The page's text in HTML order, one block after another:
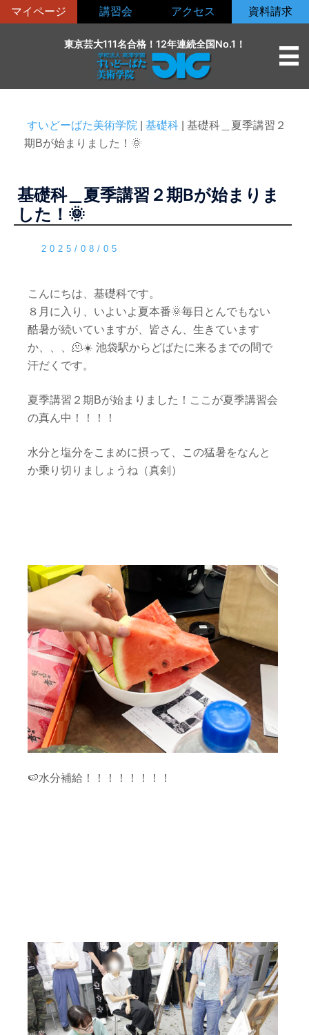
ン
マイページ 講習会 アクセス 資料請求
東京芸大111名合格！12年連続全国No.1！
すいどーばた美術学院 基礎科
基礎科＿夏季講習２
期Bが始まりました！🌞
基礎科＿夏季講習２期Bが始まりま
した！🌞
2025/08/05
こんにちは、基礎科です。
８月に入り、いよいよ夏本番🌞毎日とんでもない
酷暑が続いていますが、皆さん、生きています
か、、、🫠☀️ 池袋駅からどばたに来るまでの間で
汗だくです。
夏季講習２期Bが始まりました！ここが夏季講習会
の真ん中！！！！
水分と塩分をこまめに摂って、この猛暑をなんと
か乗り切りましょうね（真剣）
🍉水分補給！！！！！！！！